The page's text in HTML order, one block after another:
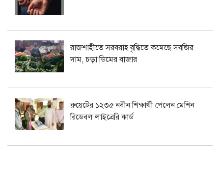
রাজশাহীতে সরবরাহ বৃদ্ধিতে কমেছে সবজির
দাম, চড়া ডিমের বাজার
রুয়েটের ১২৩৫ নবীন শিক্ষার্থী পেলেন মেশিন
রিডেবল লাইব্রেরি কার্ড